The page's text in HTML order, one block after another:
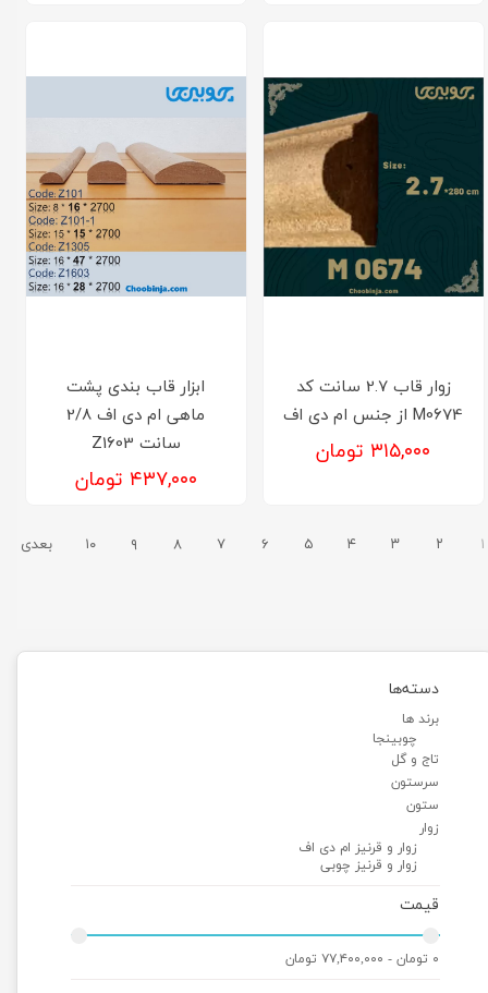
دسته‌ها
برند ها
چوبینجا
تاج و گل
سرستون
ستون
زوار
زوار و قرنیز ام دی اف
زوار و قرنیز چوبی
قیمت
۰ تومان - ۷۷,۴۰۰,۰۰۰ تومان
زوار قاب 2.7 سانت کد
M0674 از جنس ام دی اف
۳۱۵,۰۰۰ تومان
ابزار قاب بندی پشت
ماهی ام دی اف 2/8
سانت Z1603
۴۳۷,۰۰۰ تومان
۱ ۲ ۳ ۴ ۵ ۶ ۷ ۸ ۹ ۱۰ بعدی